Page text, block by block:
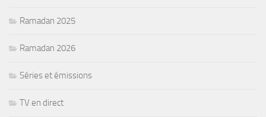
Ramadan 2025
Ramadan 2026
Séries et émissions
TV en direct